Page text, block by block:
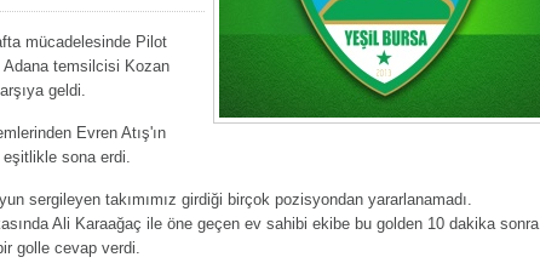
Kağan Bebek!
SİNAN SILACI
bebek!
mücadelesinde Pilot
Adana temsilcisi Kozan
geldi.
Evren Atış'ın
sona erdi.
sergileyen takımımız girdiği birçok pozisyondan yararlanamadı.
Ali Karaağaç ile öne geçen ev sahibi ekibe bu golden 10 dakika sonra
golle cevap verdi.